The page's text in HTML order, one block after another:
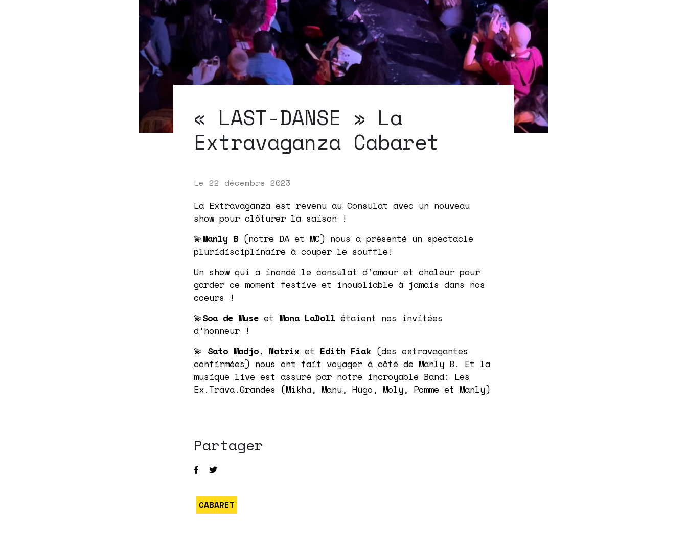
« LAST-DANSE » La
Extravaganza Cabaret
Le 22 décembre 2023
La Extravaganza est revenu au Consulat avec un nouveau
show pour clôturer la saison !
💫Manly B (notre DA et MC) nous a présenté un spectacle
pluridisciplinaire à couper le souffle!
Un show qui a inondé le consulat d’amour et chaleur pour
garder ce moment festive et inoubliable à jamais dans nos
coeurs !
💫Soa de Muse et Mona LaDoll étaient nos invitées
d’honneur !
💫 Sato Madjo, Natrix et Edith Fiak (des extravagantes
confirmées) nous ont fait voyager à côté de Manly B. Et la
musique live est assuré par notre incroyable Band: Les
Ex.Trava.Grandes (Mikha, Manu, Hugo, Moly, Pomme et Manly)
Partager
CABARET